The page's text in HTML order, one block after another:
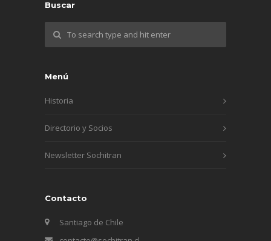
Buscar
Menú
Historia
Directorio y Socios
Newsletter Sochitran
Contacto
Santiago de Chile